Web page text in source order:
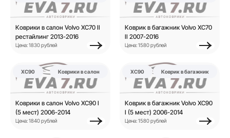
Коврики в салон Volvo XC70 II
рестайлинг 2013-2016
Цена: 1830 рублей
Коврик в багажник Volvo XC70
II 2007-2016
Цена: 1580 рублей
XC90 Коврики в салон
Коврики в салон Volvo XC90 I
(5 мест) 2006-2014
Цена: 1840 рублей
XC90 Коврик в багажник
Коврик в багажник Volvo XC90
I (5 мест) 2006-2014
Цена: 1580 рублей